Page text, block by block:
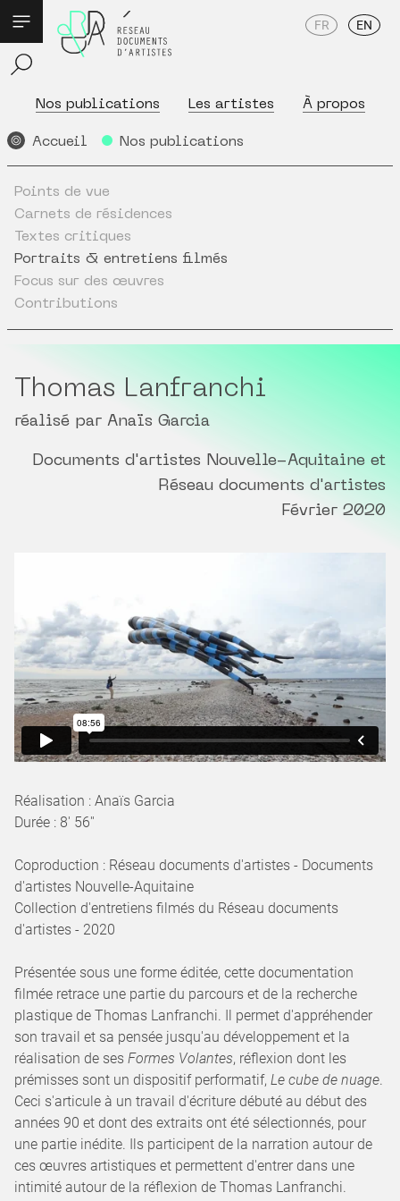
Nos publications Les artistes À propos
FR EN
Accueil Nos publications
Points de vue
Carnets de résidences
Textes critiques
Portraits & entretiens filmés
Focus sur des œuvres
Contributions
Thomas Lanfranchi
réalisé par Anaïs Garcia
Documents d'artistes Nouvelle-Aquitaine et
Réseau documents d'artistes
Février 2020
Réalisation : Anaïs Garcia
Durée : 8' 56''
Coproduction : Réseau documents d'artistes - Documents
d'artistes Nouvelle-Aquitaine
Collection d'entretiens filmés du Réseau documents
d'artistes - 2020
Présentée sous une forme éditée, cette documentation
filmée retrace une partie du parcours et de la recherche
plastique de Thomas Lanfranchi. Il permet d'appréhender
son travail et sa pensée jusqu'au développement et la
réalisation de ses Formes Volantes, réflexion dont les
prémisses sont un dispositif performatif, Le cube de nuage.
Ceci s'articule à un travail d'écriture débuté au début des
années 90 et dont des extraits ont été sélectionnés, pour
une partie inédite. Ils participent de la narration autour de
ces œuvres artistiques et permettent d'entrer dans une
intimité autour de la réflexion de Thomas Lanfranchi.